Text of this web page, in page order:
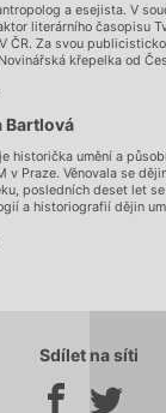
a esejista. V
literárního časopisu
ČR. Za svou
křepelka od
Bartlová
historička umění a
v Praze. Věnovala se
posledních deset let
a historiografií dějin
Sdílet na síti